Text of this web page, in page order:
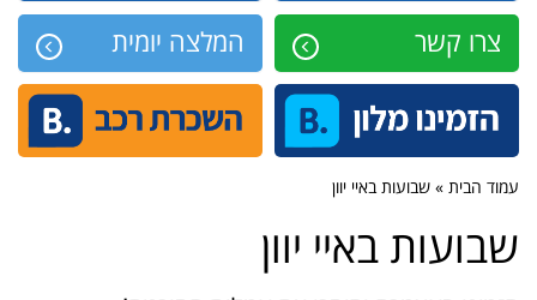
צרו קשר המלצה יומית
עמוד הבית » שבועות באיי יוון
שבועות באיי יוון